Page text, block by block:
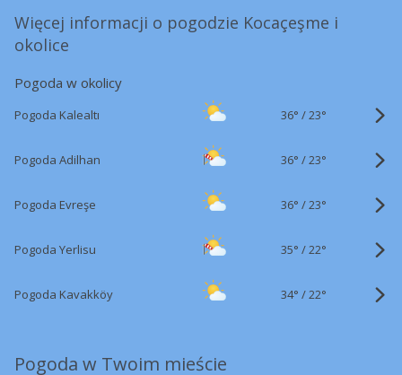
Więcej informacji o pogodzie Kocaçeşme i
okolice
Pogoda w okolicy
Pogoda Kalealtı 36° /23°
Pogoda Adilhan 36° /23°
Pogoda Evreşe 36° /23°
Pogoda Yerlisu 35° /22°
Pogoda Kavakköy 34° /22°
Pogoda w Twoim mieście